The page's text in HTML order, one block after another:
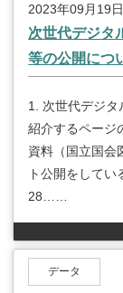
2023年09月19日
次世代デジタ
等の公開につ
1. 次世代デジタ
紹介するページ
資料（国立国会
ト公開をして
28……
データ